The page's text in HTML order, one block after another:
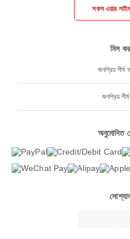
সকল এয়ার লাইন
মিস
জনপ্রিয় শীর্ষ
জনপ্রিয়
অনুমোদিত